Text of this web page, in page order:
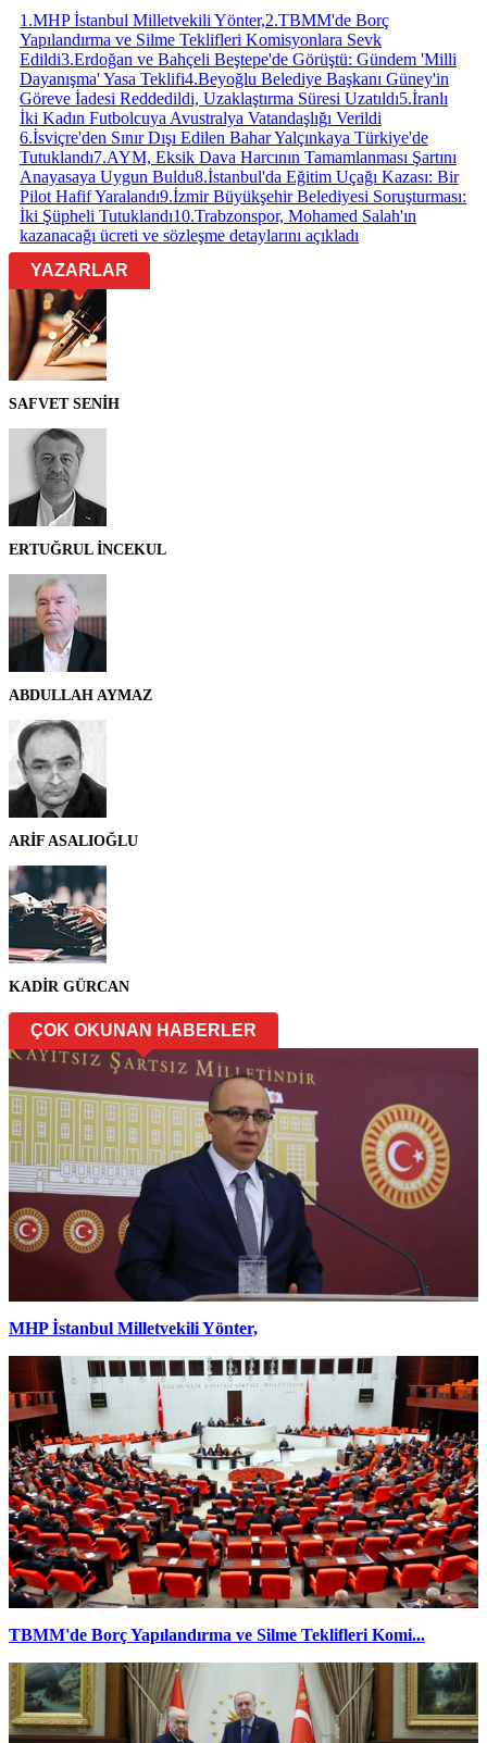
1 .MHP İstanbul Milletvekili Yönter,2.TBMM'de Borç
Yapılandırma ve Silme Teklifleri Komisyonlara Sevk
Edildi3.Erdoğan ve Bahçeli Beştepe'de Görüştü: Gündem 'Milli
Dayanışma' Yasa Teklifi4.Beyoğlu Belediye Başkanı Güney'in
Göreve İadesi Reddedildi, Uzaklaştırma Süresi Uzatıldı5.İranlı
İki Kadın Futbolcuya Avustralya Vatandaşlığı Verildi
6.İsviçre'den Sınır Dışı Edilen Bahar Yalçınkaya Türkiye'de
Tutuklandı7.AYM, Eksik Dava Harcının Tamamlanması Şartını
Anayasaya Uygun Buldu8.İstanbul'da Eğitim Uçağı Kazası: Bir
Pilot Hafif Yaralandı9.İzmir Büyükşehir Belediyesi Soruşturması:
İki Şüpheli Tutuklandı10.Trabzonspor, Mohamed Salah'ın
kazanacağı ücreti ve sözleşme detaylarını açıkladı
YAZARLAR
SAFVET SENİH
ERTUĞRUL İNCEKUL
ABDULLAH AYMAZ
ARİF ASALIOĞLU
KADİR GÜRCAN
ÇOK OKUNAN HABERLER
MHP İstanbul Milletvekili Yönter,
TBMM'de Borç Yapılandırma ve Silme Teklifleri Komi...